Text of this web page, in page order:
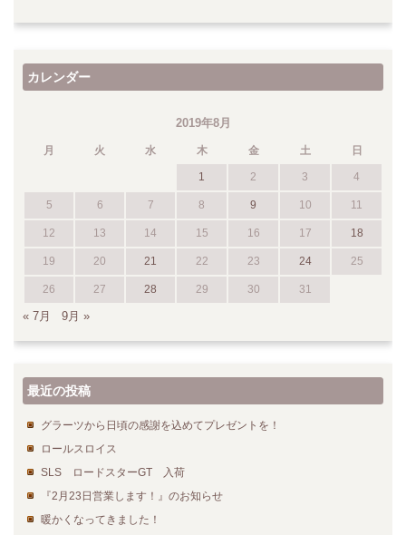
カレンダー
2019年8月
月 火 水 木 金 土 日
1 2 3 4
5 6 7 8 9 10 11
12 13 14 15 16 17 18
19 20 21 22 23 24 25
26 27 28 29 30 31
« 7月 9月 »
最近の投稿
グラーツから日頃の感謝を込めてプレゼントを！
ロールスロイス
SLS ロードスターGT 入荷
『2月23日営業します！』のお知らせ
暖かくなってきました！